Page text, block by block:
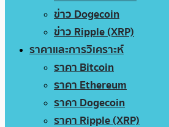
ข่าว Dogecoin
ข่าว Ripple (XRP)
ราคาและการวิเคราะห์
ราคา Bitcoin
ราคา Ethereum
ราคา Dogecoin
ราคา Ripple (XRP)